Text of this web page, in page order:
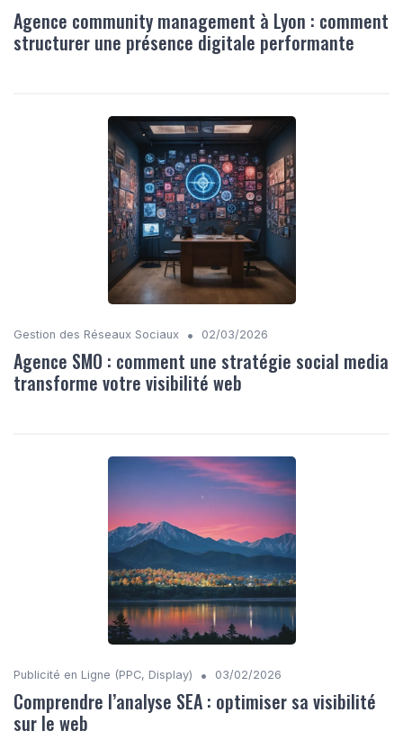
Agence community management à Lyon : comment
structurer une présence digitale performante
Gestion des Réseaux Sociaux • 02/03/2026
Agence SMO : comment une stratégie social media
transforme votre visibilité web
Publicité en Ligne (PPC, Display) • 03/02/2026
Comprendre l’analyse SEA : optimiser sa visibilité
sur le web